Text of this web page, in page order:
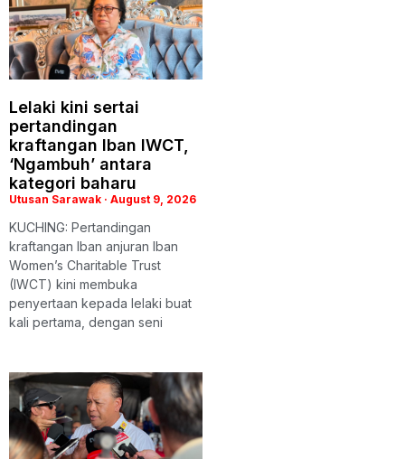
Lelaki kini sertai
pertandingan
kraftangan Iban IWCT,
‘Ngambuh’ antara
kategori baharu
Utusan Sarawak August 9, 2026
KUCHING: Pertandingan
kraftangan Iban anjuran Iban
Women’s Charitable Trust
(IWCT) kini membuka
penyertaan kepada lelaki buat
kali pertama, dengan seni